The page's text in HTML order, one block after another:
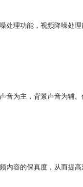
处理功能，视频降噪处
音为主，背景声音为辅
内容的保真度，从而提